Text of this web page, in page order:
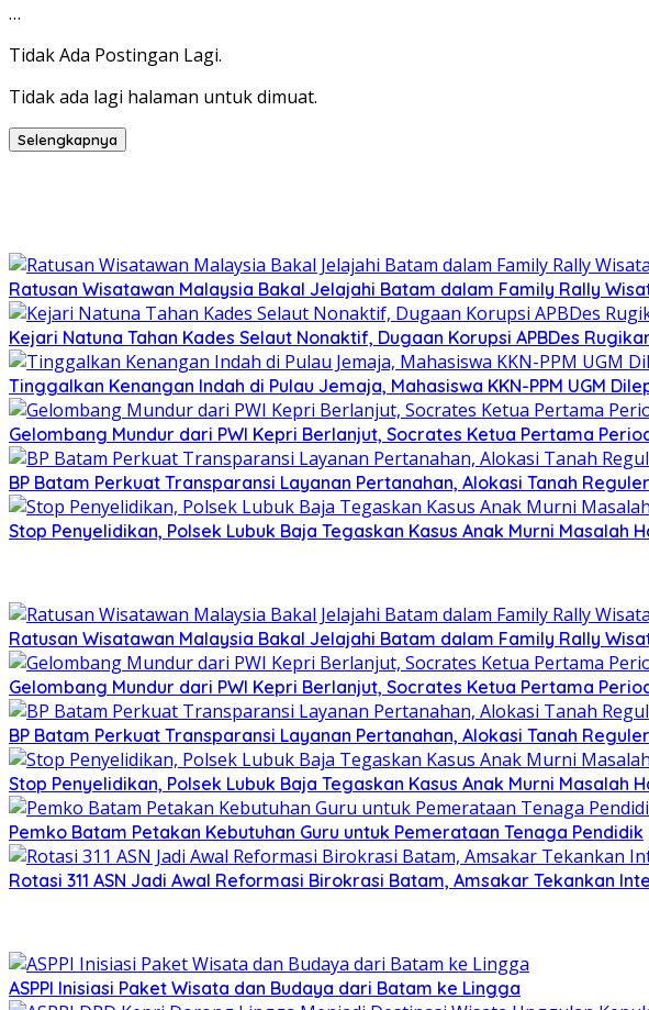
…
Tidak Ada Postingan Lagi.
Tidak ada lagi halaman untuk dimuat.
Selengkapnya
Ratusan Wisatawan Malaysia Bakal Jelajahi Batam dalam Family Rally
Kejari Natuna Tahan Kades Selaut Nonaktif, Dugaan Korupsi APBDes
Tinggalkan Kenangan Indah di Pulau Jemaja, Mahasiswa KKN-PPM UGM
Gelombang Mundur dari PWI Kepri Berlanjut, Socrates Ketua Pertama
BP Batam Perkuat Transparansi Layanan Pertanahan, Alokasi Tanah
Stop Penyelidikan, Polsek Lubuk Baja Tegaskan Kasus Anak Murni Masalah
Ratusan Wisatawan Malaysia Bakal Jelajahi Batam dalam Family Rally
Gelombang Mundur dari PWI Kepri Berlanjut, Socrates Ketua Pertama
BP Batam Perkuat Transparansi Layanan Pertanahan, Alokasi Tanah
Stop Penyelidikan, Polsek Lubuk Baja Tegaskan Kasus Anak Murni Masalah
Pemko Batam Petakan Kebutuhan Guru untuk Pemerataan Tenaga Pendidik
Rotasi 311 ASN Jadi Awal Reformasi Birokrasi Batam, Amsakar Tekankan
ASPPI Inisiasi Paket Wisata dan Budaya dari Batam ke Lingga